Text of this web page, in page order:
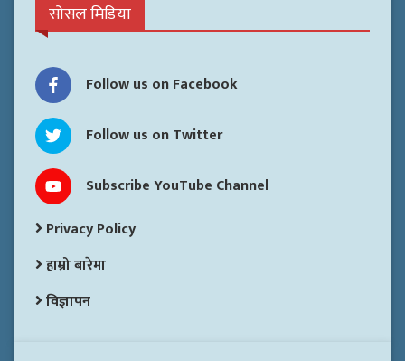
सोसल मिडिया
Follow us on Facebook
Follow us on Twitter
Subscribe YouTube Channel
Privacy Policy
हाम्रो बारेमा
विज्ञापन